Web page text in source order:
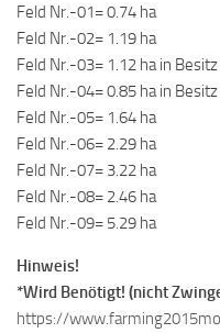
Feld Nr.-01= 0.74 ha
Feld Nr.-02= 1.19 ha
Feld Nr.-03= 1.12 ha in
Feld Nr.-04= 0.85 ha in
Feld Nr.-05= 1.64 ha
Feld Nr.-06= 2.29 ha
Feld Nr.-07= 3.22 ha
Feld Nr.-08= 2.46 ha
Feld Nr.-09= 5.29 ha
Hinweis!
*Wird Benötigt! (nicht
https://